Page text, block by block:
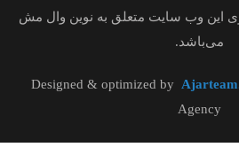
این وب سایت متعلق به نوین وال مش
می‌باشد.
Designed & optimized by
Agency